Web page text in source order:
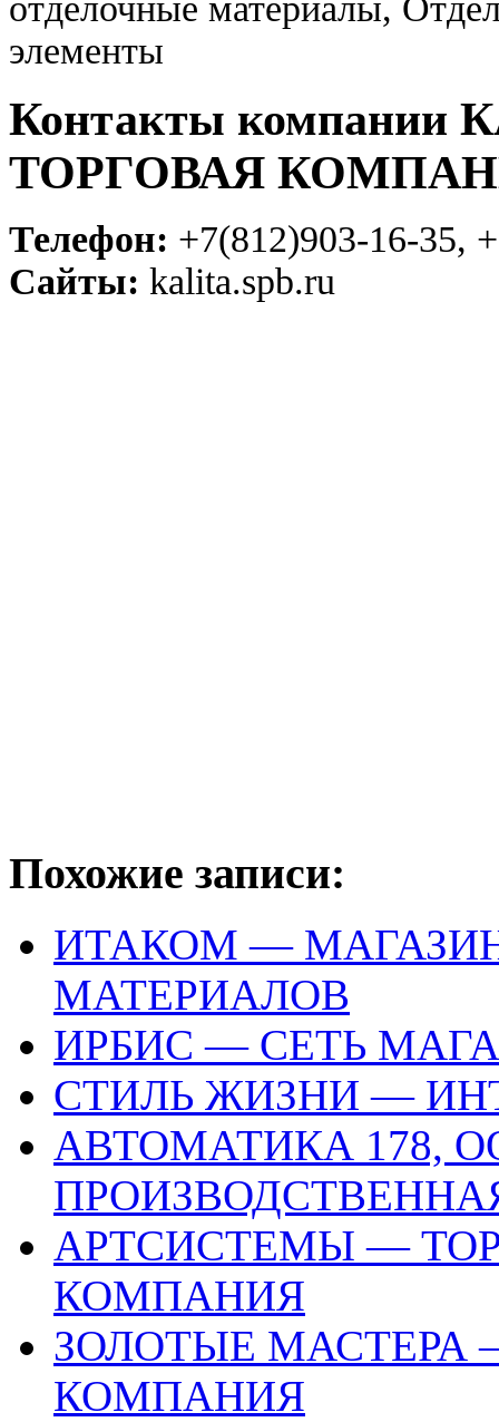
отделочные материалы,
элементы
Контакты
ТОРГОВАЯ
Телефон: +7(812)903-16-35,
Сайты: kalita.spb.ru
Похожие записи:
ИТАКОМ —
МАТЕРИАЛОВ
ИРБИС — СЕТЬ
СТИЛЬ ЖИЗНИ —
АВТОМАТИКА 178,
АРТСИСТЕМЫ —
КОМПАНИЯ
ЗОЛОТЫЕ МАСТЕРА
КОМПАНИЯ